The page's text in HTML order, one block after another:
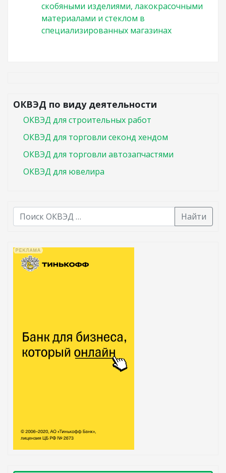
скобяными изделиями, лакокрасочными
материалами и стеклом в
специализированных магазинах
ОКВЭД по виду деятельности
ОКВЭД для строительных работ
ОКВЭД для торговли секонд хендом
ОКВЭД для торговли автозапчастями
ОКВЭД для ювелира
Найти
В списке найденных результатов используйте